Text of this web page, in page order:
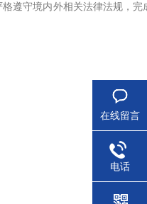
遵守境内外相关法律法规，
在线留言
电话